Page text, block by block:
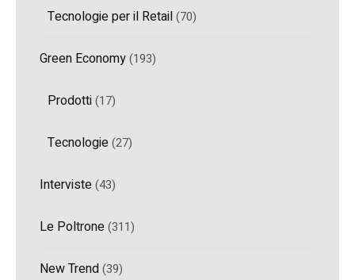
Tecnologie per il Retail(70)
Green Economy(193)
Prodotti(17)
Tecnologie(27)
Interviste(43)
Le Poltrone(311)
New Trend(39)